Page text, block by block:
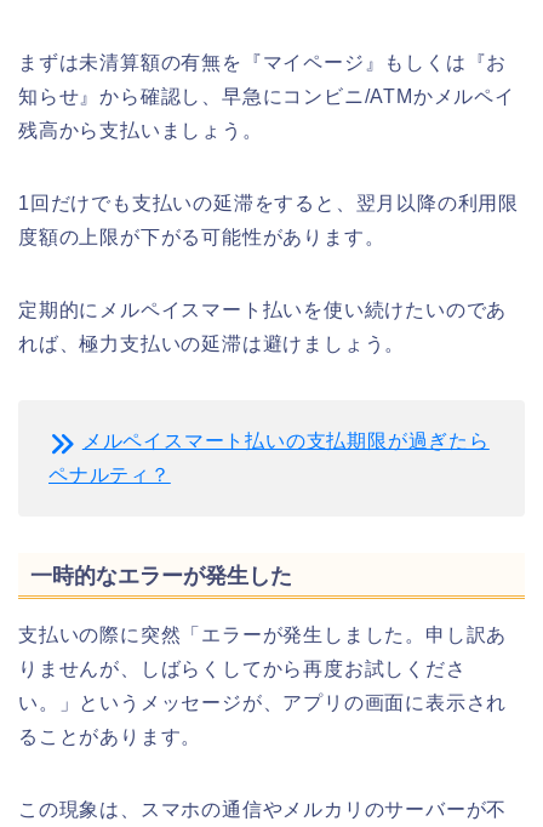
まずは未清算額の有無を『マイページ』もしくは『お
知らせ』から確認し、早急にコンビニ/ATMかメルペイ
残高から支払いましょう。
1回だけでも支払いの延滞をすると、翌月以降の利用限
度額の上限が下がる可能性があります。
定期的にメルペイスマート払いを使い続けたいのであ
れば、極力支払いの延滞は避けましょう。
メルペイスマート払いの支払期限が過ぎたら
ペナルティ？
一時的なエラーが発生した
支払いの際に突然「エラーが発生しました。申し訳あ
りませんが、しばらくしてから再度お試しくださ
い。」というメッセージが、アプリの画面に表示され
ることがあります。
この現象は、スマホの通信やメルカリのサーバーが不